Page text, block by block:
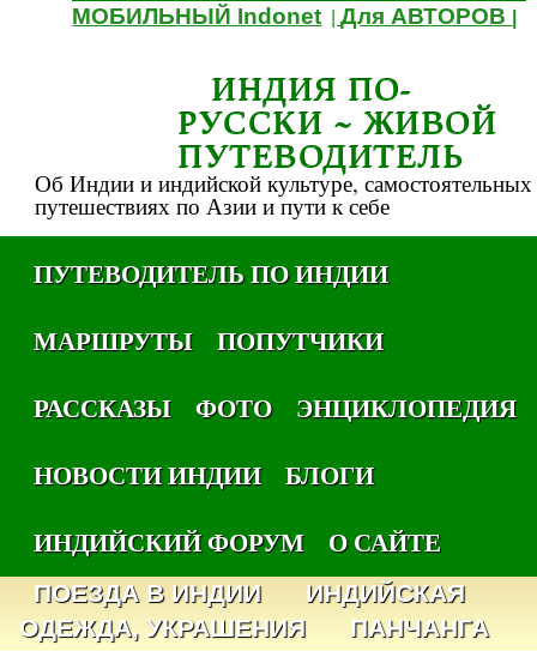
МОБИЛЬНЫЙ Indonet |Для АВТОРОВ
ИНДИЯ ПО-
РУССКИ ~ ЖИВОЙ
ПУТЕВОДИТЕЛЬ
Об Индии и индийской культуре, самостоятельных
путешествиях по Азии и пути к себе
ПУТЕВОДИТЕЛЬ ПО ИНДИИ
МАРШРУТЫ
ПОПУТЧИКИ
РАССКАЗЫ
ФОТО
ЭНЦИКЛОПЕДИЯ
НОВОСТИ ИНДИИ
БЛОГИ
ИНДИЙСКИЙ ФОРУМ
О САЙТЕ
ПОЕЗДА В ИНДИИ
ИНДИЙСКАЯ
ОДЕЖДА, УКРАШЕНИЯ
ПАНЧАНГА